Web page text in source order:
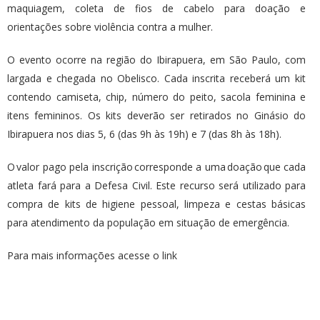
maquiagem, coleta de fios de cabelo para doação e
orientações sobre violência contra a mulher.
O evento ocorre na região do Ibirapuera, em São Paulo, com
largada e chegada no Obelisco. Cada inscrita receberá um kit
contendo camiseta, chip, número do peito, sacola feminina e
itens femininos. Os kits deverão ser retirados no Ginásio do
Ibirapuera nos dias 5, 6 (das 9h às 19h) e 7 (das 8h às 18h).
O valor pago pela inscrição corresponde a uma doação que cada
atleta fará para a Defesa Civil. Este recurso será utilizado para
compra de kits de higiene pessoal, limpeza e cestas básicas
para atendimento da população em situação de emergência.
Para mais informações acesse o link